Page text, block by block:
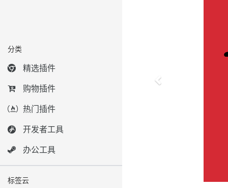
分类
精选插件
购物插件
热门插件
开发者工具
办公工具
标签云